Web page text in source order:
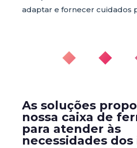
adaptar e fornecer cuidados
◆ ◆
As soluções
nossa caixa de
para atender às
necessidades dos